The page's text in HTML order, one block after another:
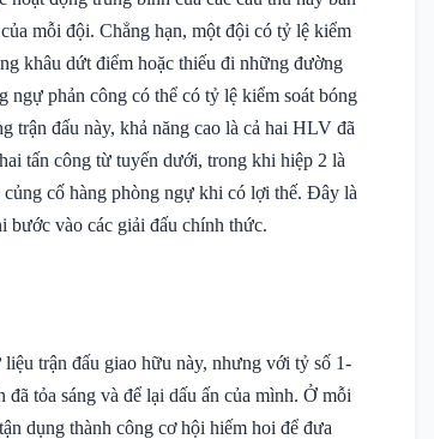
mỗi đội. Chẳng hạn, một đội có tỷ lệ kiểm
khâu dứt điểm hoặc thiếu đi những đường
phản công có thể có tỷ lệ kiểm soát bóng
trận đấu này, khả năng cao là cả hai HLV đã
tấn công từ tuyến dưới, trong khi hiệp 2 là
cố hàng phòng ngự khi có lợi thế. Đây là
bước vào các giải đấu chính thức.
trận đấu giao hữu này, nhưng với tỷ số 1-
tỏa sáng và để lại dấu ấn của mình. Ở mỗi
dụng thành công cơ hội hiếm hoi để đưa